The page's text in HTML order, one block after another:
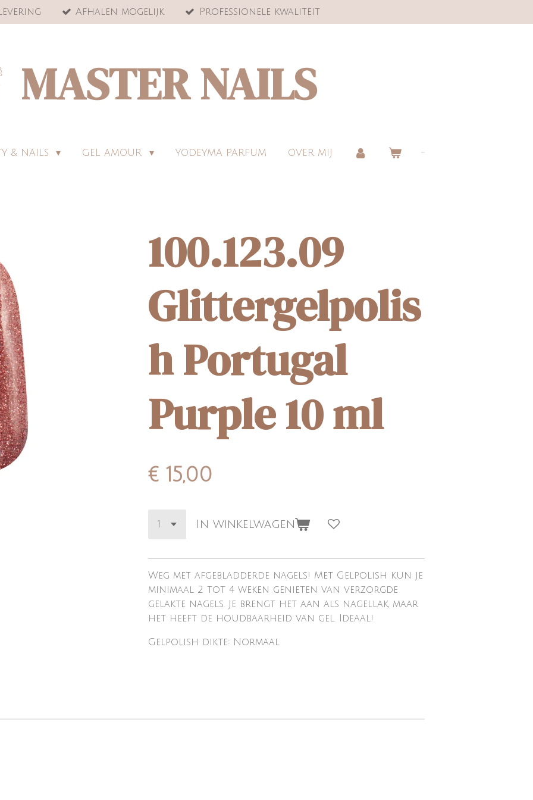
Afhalen mogelijk Professionele kwaliteit
MASTER NAILS
& NAILS GEL AMOUR YODEYMA PARFUM OVER MIJ
100.123.09
Glittergelpolis
h Portugal
Purple 10 ml
€ 15,00
In winkelwagen
Weg met afgebladderde nagels! Met Gelpolish kun je
minimaal 2 tot 4 weken genieten van verzorgde
gelakte nagels. Je brengt het aan als nagellak, maar
het heeft de houdbaarheid van gel. Ideaal!
Gelpolish dikte: Normaal